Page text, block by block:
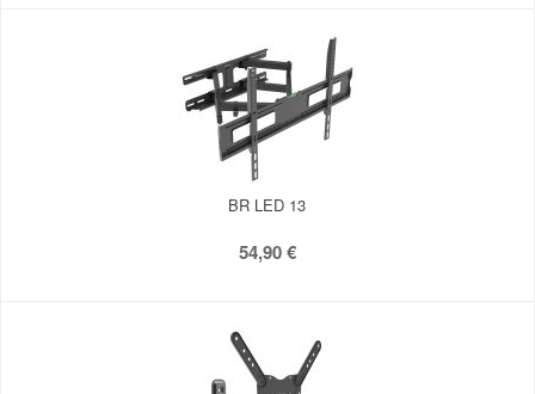
BR LED 13
54,90 €